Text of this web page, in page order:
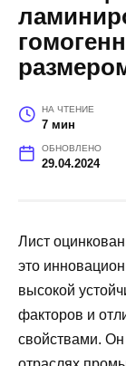
НА ЧТЕНИЕ
7 мин
ОБНОВЛЕНО
29.04.2024
Лист
это
высокой
факторов и
свойствами.